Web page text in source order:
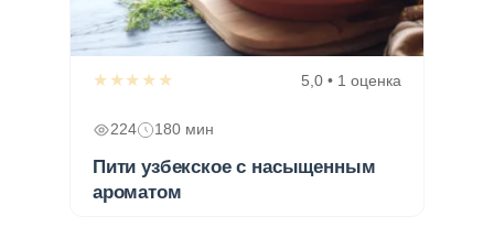
★★★★★ 5,0 • 1 оценка
224 180 мин
Пити узбекское с насыщенным
ароматом